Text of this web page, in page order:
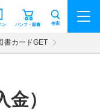
パンフ・願書
ン 検索
書カードGET
）